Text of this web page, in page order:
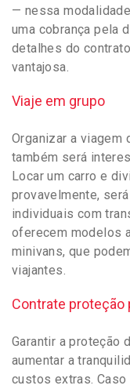
— nessa
uma cobrança pela
detalhes do
vantajosa.
Viaje em grupo
Organizar a viagem
também será
Locar um carro e
provavelmente,
individuais com
oferecem modelos
minivans, que
viajantes.
Contrate proteção
Garantir a proteção
aumentar a
custos extras.